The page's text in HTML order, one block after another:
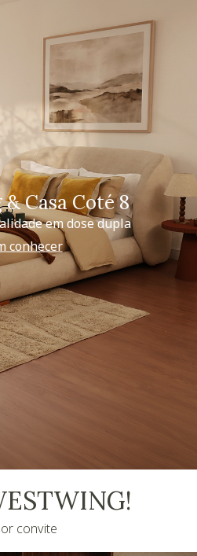
Casa Coté 8
em dose dupla
conhecer
convite